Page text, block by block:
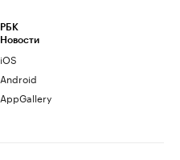
РБК
Новости
iOS
Android
AppGallery